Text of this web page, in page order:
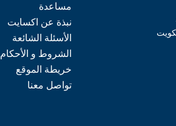
مساعدة
نبذة عن اكسايت
الأسئلة الشائعة
الشروط و الأحكام
خريطة الموقع
تواصل معنا